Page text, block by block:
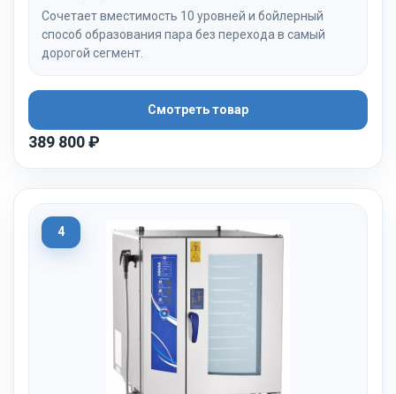
Сочетает вместимость 10 уровней и бойлерный
способ образования пара без перехода в самый
дорогой сегмент.
Смотреть товар
389 800 ₽
4